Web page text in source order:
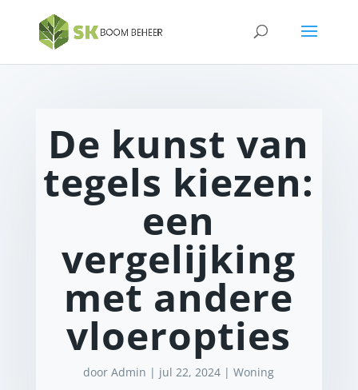
De kunst van
tegels kiezen:
een
vergelijking
met andere
vloeropties
doorAdmin | jul 22, 2024 |Woning